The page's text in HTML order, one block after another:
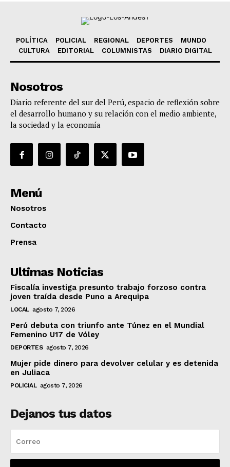
POLÍTICA POLICIAL REGIONAL DEPORTES
MUNDO
CULTURA
EDITORIAL COLUMNISTAS DIARIO DIGITAL
Nosotros
Diario referente del sur del Perú, espacio de reflexión sobre
el desarrollo humano y su relación con el medio ambiente,
la sociedad y la economía
Menú
Nosotros
Contacto
Prensa
Ultimas Noticias
Fiscalía investiga presunto trabajo forzoso contra
joven traída desde Puno a Arequipa
LOCAL agosto 7, 2026
Perú debuta con triunfo ante Túnez en el Mundial
Femenino U17 de Vóley
DEPORTES agosto 7, 2026
Mujer pide dinero para devolver celular y es detenida
en Juliaca
POLICIAL agosto 7, 2026
Dejanos tus datos